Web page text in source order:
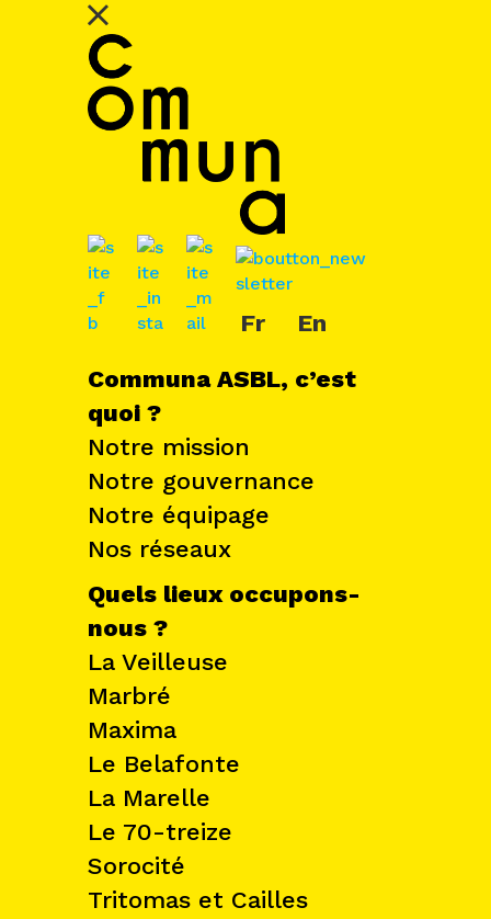
Fr En
Communa ASBL, c’est
quoi ?
Notre mission
Notre gouvernance
Notre équipage
Nos réseaux
Quels lieux occupons-
nous ?
La Veilleuse
Marbré
Maxima
Le Belafonte
La Marelle
Le 70-treize
Sorocité
Tritomas et Cailles